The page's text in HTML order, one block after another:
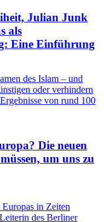
Julian Junk
als
Eine Einführung
des Islam – und
oder verhindern
von rund 100
Die neuen
um uns zu
in Zeiten
des Berliner